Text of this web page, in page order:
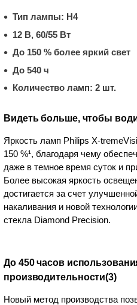
Тип лампы: H4
12 В, 60/55 Вт
До 150 % более яркий свет
До 540 ч
Количество ламп: 2 шт.
Видеть больше, чтобы
Яркость ламп Philips X-
150 %¹, благодаря чему
даже в темное время суток и
Более высокая яркость
достигается за счет
накаливания и новой
стекла Diamond Precision.
До 450 часов
производительности(3)
Новый метод производства